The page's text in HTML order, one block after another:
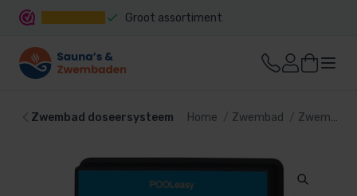
Groot assortiment
Zwembad doseersysteem Home Zwembad Zwembadtechniek